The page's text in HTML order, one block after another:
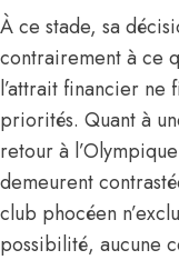
À ce stade, sa
contrairement à ce
l’attrait financier ne
priorités. Quant à
retour à
demeurent
club phocéen
possibilité, aucune